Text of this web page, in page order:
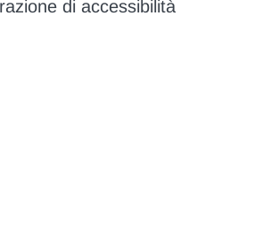
di accessibilità